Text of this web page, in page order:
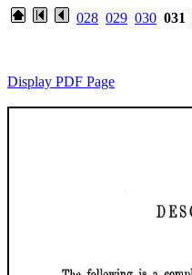
028 029 030 031
Display PDF Page